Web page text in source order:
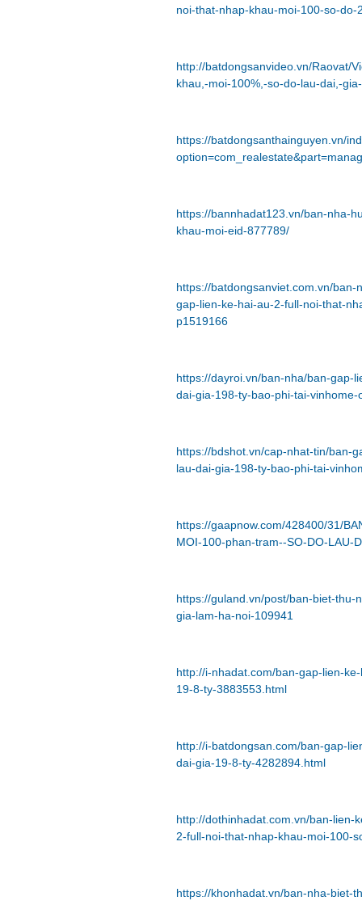
noi-that-nhap-khau-moi-100-so-do-
http://batdongsanvideo.vn/Raovat/
khau,-moi-100%,-so-do-lau-dai,-
https://batdongsanthainguyen.vn/
https://bannhadat123.vn/ban-nha-
khau-moi-eid-877789/
https://batdongsanviet.com.vn/
gap-lien-ke-hai-au-2-full-noi-that-
p1519166
https://dayroi.vn/ban-nha/ban-gap-
dai-gia-198-ty-bao-phi-tai-
https://bdshot.vn/cap-nhat-tin/ban-
lau-dai-gia-198-ty-bao-phi-tai-
https://gaapnow.com/428400/31/
MOI-100-phan-tram--SO-DO-LAU-
https://guland.vn/post/ban-biet-
gia-lam-ha-noi-109941
http://i-nhadat.com/ban-gap-lien-
19-8-ty-3883553.html
http://i-batdongsan.com/ban-gap-
dai-gia-19-8-ty-4282894.html
http://dothinhadat.com.vn/ban-lien-
2-full-noi-that-nhap-khau-moi-100-
https://khonhadat.vn/ban-nha-biet-